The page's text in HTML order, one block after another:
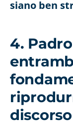
siano ben
4.
discorso